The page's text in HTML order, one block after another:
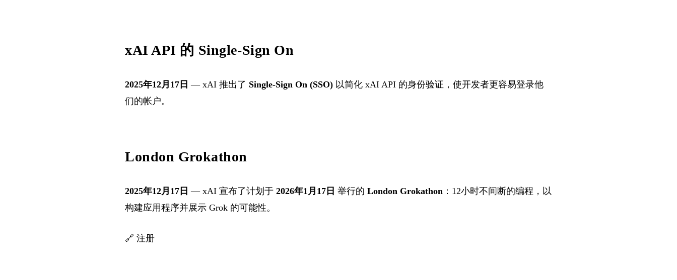
xAI API 的 Single-Sign On
2025年12月17日 — xAI 推出了 Single-Sign On (SSO) 以简化 xAI API 的身份验证，使开发者更容易登录他
们的帐户。
London Grokathon
2025年12月17日 — xAI 宣布了计划于 2026年1月17日 举行的 London Grokathon ：12小时不间断的编程，以
构建应用程序并展示 Grok 的可能性。
🔗 注册